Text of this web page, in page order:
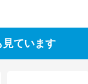
見ています